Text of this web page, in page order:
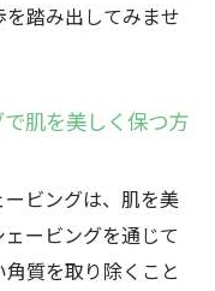
踏み出してみませ
肌を美しく保つ方
ビングは、肌を美
ービングを通じて
質を取り除くこと